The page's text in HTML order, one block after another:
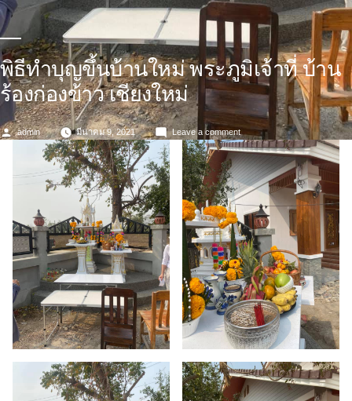
พิธีทำบุญขึ้นบ้านใหม่ พระภูมิเจ้าที่ บ้าน
ร้องก่องข้าว เชียงใหม่
Posted
admin มีนาคม 9, 2021 Leave a commenton
พิธี
ทำบุญ
ขึ้น
บ้าน
ใหม่
พระภูมิ
เจ้า
ที่
บ้าน
ร้อง
ก่อง
ข้าว
เชียงใหม่